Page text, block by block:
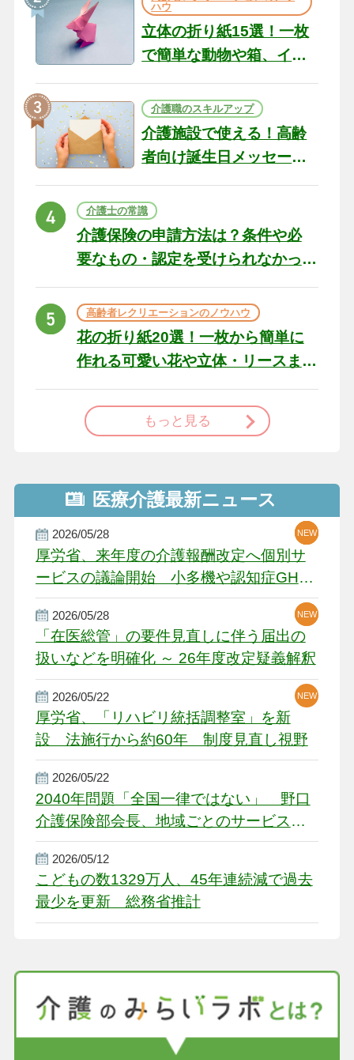
ハウ
立体の折り紙15選！一枚
で簡単な動物や箱、イン
テリアになる作品まで
介護職のスキルアップ
介護施設で使える！高齢
者向け誕生日メッセージ
の例文と書き方のポイン
ト
介護士の常識
介護保険の申請方法は？条件や必
要なもの・認定を受けられなかっ
た場合の対処法
高齢者レクリエーションのノウハウ
花の折り紙20選！一枚から簡単に
作れる可愛い花や立体・リースま
で
もっと見る
医療介護最新ニュース
2026/05/28
厚労省、来年度の介護報酬改定へ個別サ
ービスの議論開始 小多機や認知症GH、
厳しい経営環境に危機感
NEW
NEW
NEW
2026/05/28
「在医総管」の要件見直しに伴う届出の
扱いなどを明確化 ～ 26年度改定疑義解釈
NEW
NEW
2026/05/22
厚労省、「リハビリ統括調整室」を新
設 法施行から約60年 制度見直し視野
NEW
2026/05/22
2040年問題「全国一律ではない」 野口
介護保険部会長、地域ごとのサービス基
盤整備を促す
2026/05/12
こどもの数1329万人、45年連続減で過去
最少を更新 総務省推計